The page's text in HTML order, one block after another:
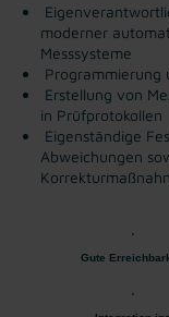
moderner
Messsysteme
Programmierung
Erstellung von
in Prüfprotokollen
Eigenständige
Abweichungen
Gute